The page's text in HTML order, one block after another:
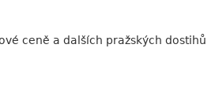
ceně a dalších pražských dostihů